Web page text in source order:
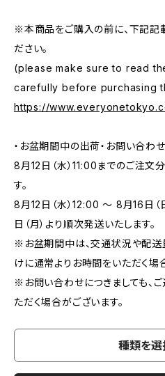
※本商品をご購入の前に、下記記
ださい。
(please make sure to read
carefully before purchasing
https://
・お盆期間中の出荷・お問い合わ
8月12日（水）11:00までのご注文
す。
8月12日（水）12:00 ～ 8月16日（
日（月）より順次発送いたします。
※お盆期間中は、交通状況や配送
けに通常よりお時間をいただく場
※お問い合わせにつきましても、
ただく場合がございます。
種類を選